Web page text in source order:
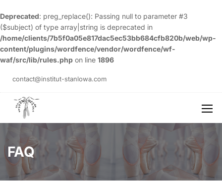
Deprecated: preg_replace(): Passing null to parameter #3
($subject) of type array|string is deprecated in
/home/clients/7b5f0a05e817dac5ec53bb684cfb820b/web/wp-
content/plugins/wordfence/vendor/wordfence/wf-
waf/src/lib/rules.php on line 1896
contact@institut-stanlowa.com
FAQ